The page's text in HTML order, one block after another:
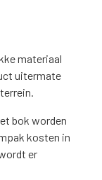
materiaal
uitermate
bok worden
kosten in
er